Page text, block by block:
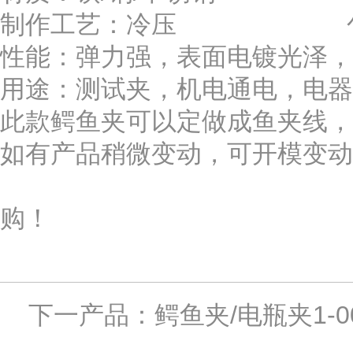
制作工艺：冷压 包装方
性能：弹力强，表面电镀光泽
用途：测试夹，机电通电，电
此款鳄鱼夹可以定做成鱼夹线
如有产品稍微变动，可开模变
购！
下一产品： 鳄鱼夹/电瓶夹1-